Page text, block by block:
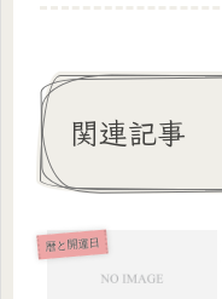
関連記事
暦と開運日